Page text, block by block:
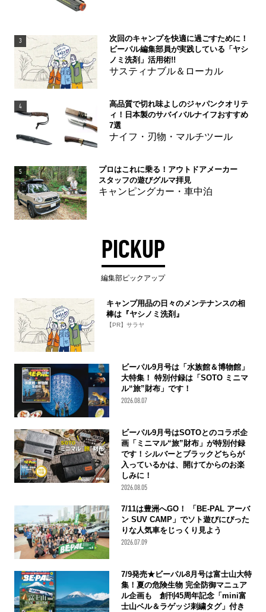
3
次回のキャンプを快適に過ごすために！
ビーパル編集部員が実践している「ヤシ
ノミ洗剤」活用術!!
サスティナブル＆ローカル
4
高品質で切れ味よしのジャパンクオリテ
ィ！日本製のサバイバルナイフおすすめ
7選
ナイフ・刃物・マルチツール
5
プロはこれに乗る！アウトドアメーカー
スタッフの遊びグルマ拝見
キャンピングカー・車中泊
PICKUP
編集部ピックアップ
キャンプ用品の日々のメンテナンスの相
棒は『ヤシノミ洗剤』
【PR】サラヤ
ビーパル9月号は「水族館＆博物館」
大特集！ 特別付録は「SOTO ミニマ
ル“旅”財布」です！
2026.08.07
ビーパル9月号はSOTOとのコラボ企
画「ミニマル“旅”財布」が特別付録
です！シルバーとブラックどちらが
入っているかは、開けてからのお楽
しみに！
2026.08.05
7/11は豊洲へGO！ 「BE-PAL アーバ
ン SUV CAMP」でソト遊びにぴった
りな人気車をじっくり見よう
2026.07.09
7/9発売★ビーパル8月号は富士山大特
集！夏の危険生物 完全防御マニュア
ル企画も 創刊45周年記念「mini富
士山ベル＆ラゲッジ刺繍タグ」付き